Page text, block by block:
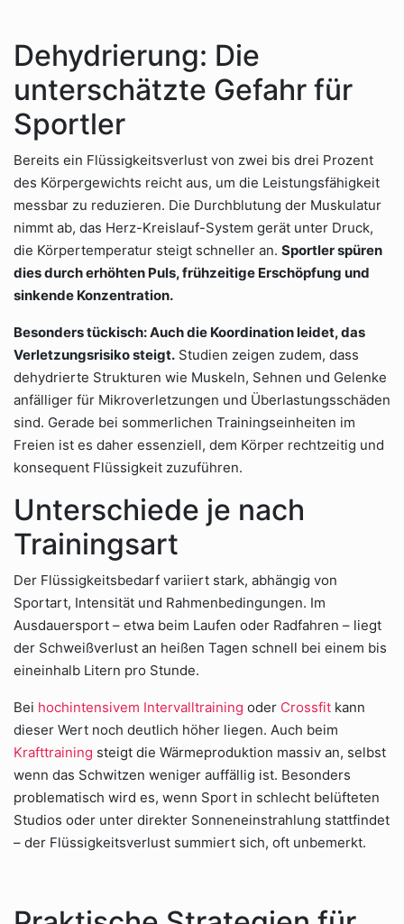
Dehydrierung: Die
unterschätzte Gefahr für
Sportler
Bereits ein Flüssigkeitsverlust von zwei bis drei Prozent
des Körpergewichts reicht aus, um die Leistungsfähigkeit
messbar zu reduzieren. Die Durchblutung der Muskulatur
nimmt ab, das Herz-Kreislauf-System gerät unter Druck,
die Körpertemperatur steigt schneller an. Sportler spüren
dies durch erhöhten Puls, frühzeitige Erschöpfung und
sinkende Konzentration.
Besonders tückisch: Auch die Koordination leidet, das
Verletzungsrisiko steigt. Studien zeigen zudem, dass
dehydrierte Strukturen wie Muskeln, Sehnen und Gelenke
anfälliger für Mikroverletzungen und Überlastungsschäden
sind. Gerade bei sommerlichen Trainingseinheiten im
Freien ist es daher essenziell, dem Körper rechtzeitig und
konsequent Flüssigkeit zuzuführen.
Unterschiede je nach
Trainingsart
Der Flüssigkeitsbedarf variiert stark, abhängig von
Sportart, Intensität und Rahmenbedingungen. Im
Ausdauersport – etwa beim Laufen oder Radfahren – liegt
der Schweißverlust an heißen Tagen schnell bei einem bis
eineinhalb Litern pro Stunde.
Bei hochintensivem Intervalltraining oder Crossfit kann
dieser Wert noch deutlich höher liegen. Auch beim
Krafttraining steigt die Wärmeproduktion massiv an, selbst
wenn das Schwitzen weniger auffällig ist. Besonders
problematisch wird es, wenn Sport in schlecht belüfteten
Studios oder unter direkter Sonneneinstrahlung stattfindet
– der Flüssigkeitsverlust summiert sich, oft unbemerkt.